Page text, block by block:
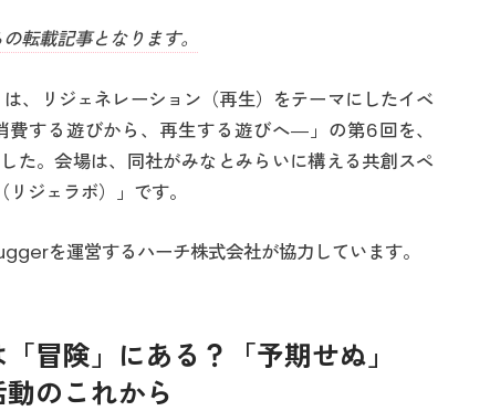
転載記事となります。
、リジェネレーション（再生）をテーマにしたイベ
費する遊びから、再生する遊びへ―」の第6回を、
。会場は、同社がみなとみらいに構える共創スペ
ジェラボ）」です。
を運営するハーチ株式会社が協力しています。
冒険」にある？「予期せぬ」
のこれから